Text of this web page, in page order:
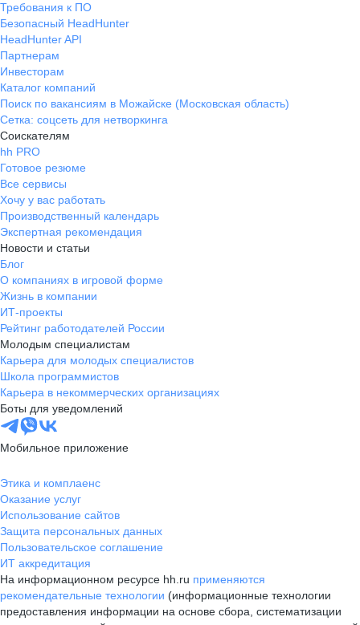
Требования к ПО
Безопасный HeadHunter
HeadHunter API
Партнерам
Инвесторам
Каталог компаний
Поиск по вакансиям в Можайске (Московская область)
Сетка: соцсеть для нетворкинга
Соискателям
hh PRO
Готовое резюме
Все сервисы
Хочу у вас работать
Производственный календарь
Экспертная рекомендация
Новости и статьи
Блог
О компаниях в игровой форме
Жизнь в компании
ИТ-проекты
Рейтинг работодателей России
Молодым специалистам
Карьера для молодых специалистов
Школа программистов
Карьера в некоммерческих организациях
Боты для уведомлений
Мобильное приложение
Этика и комплаенс
Оказание услуг
Использование сайтов
Защита персональных данных
Пользовательское соглашение
ИТ аккредитация
На информационном ресурсе hh.ru применяются
рекомендательные технологии (информационные технологии
предоставления информации на основе сбора, систематизации